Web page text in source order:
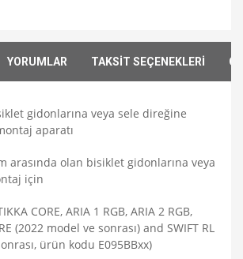
YORUMLAR TAKSİT SEÇENEKLERİ
gidonlarına veya sele direğine
aparatı
arasında olan bisiklet gidonlarına veya
için
CORE, ARIA 1 RGB, ARIA 2 RGB,
(2022 model ve sonrası) and SWIFT RL
ürün kodu E095BBxx)